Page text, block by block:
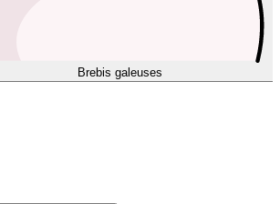
Brebis galeuses